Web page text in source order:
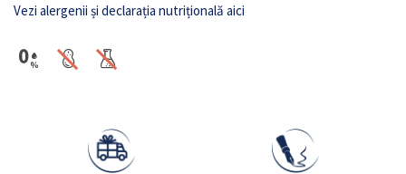
Vezi alergenii și declarația nutrițională aici